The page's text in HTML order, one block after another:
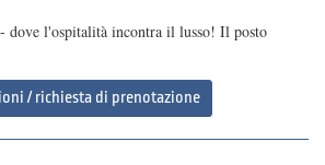
dove l'ospitalità incontra il lusso! Il posto
/ richiesta di prenotazione